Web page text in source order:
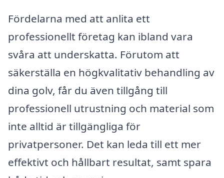
Fördelarna med att anlita ett
professionellt företag kan ibland vara
svåra att underskatta. Förutom att
säkerställa en högkvalitativ behandling av
dina golv, får du även tillgång till
professionell utrustning och material som
inte alltid är tillgängliga för
privatpersoner. Det kan leda till ett mer
effektivt och hållbart resultat, samt spara